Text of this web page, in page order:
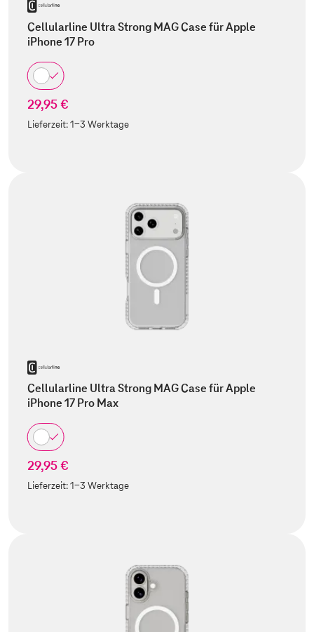
Cellularline Ultra Strong MAG Case für Apple
iPhone 17 Pro
29,95 €
Lieferzeit:1-3 Werktage
Cellularline Ultra Strong MAG Case für Apple
iPhone 17 Pro Max
29,95 €
Lieferzeit:1-3 Werktage